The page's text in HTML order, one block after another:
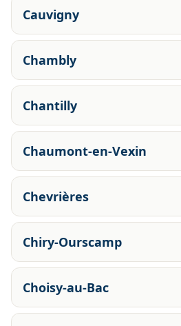
Cauvigny
Chambly
Chantilly
Chaumont-en-Vexin
Chevrières
Chiry-Ourscamp
Choisy-au-Bac